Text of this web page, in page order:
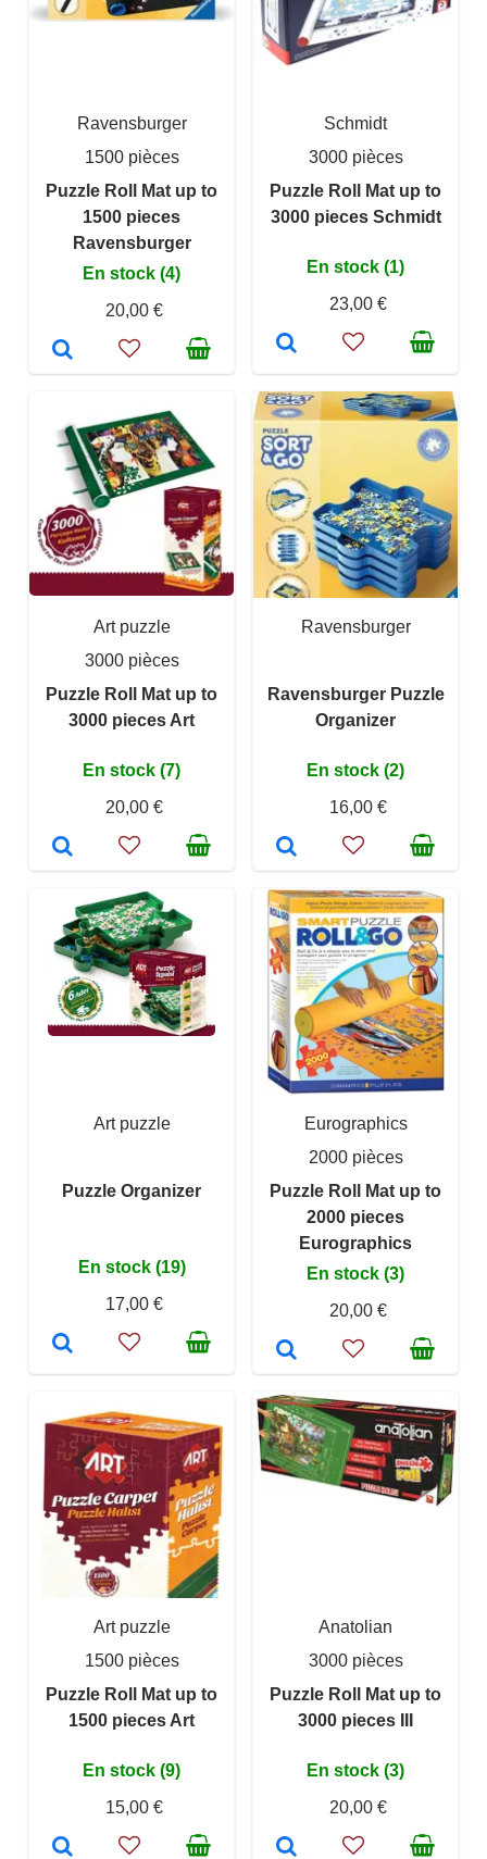
Ravensburger
1500 pièces
Puzzle Roll Mat up to
1500 pieces
Ravensburger
En stock (4)
20,00 €
Schmidt
3000 pièces
Puzzle Roll Mat up to
3000 pieces Schmidt
En stock (1)
23,00 €
Art puzzle
3000 pièces
Puzzle Roll Mat up to
3000 pieces Art
En stock (7)
20,00 €
Ravensburger
Ravensburger Puzzle
Organizer
En stock (2)
16,00 €
Art puzzle
Puzzle Organizer
En stock (19)
17,00 €
Eurographics
2000 pièces
Puzzle Roll Mat up to
2000 pieces
Eurographics
En stock (3)
20,00 €
Art puzzle
1500 pièces
Puzzle Roll Mat up to
1500 pieces Art
En stock (9)
15,00 €
Anatolian
3000 pièces
Puzzle Roll Mat up to
3000 pieces III
En stock (3)
20,00 €